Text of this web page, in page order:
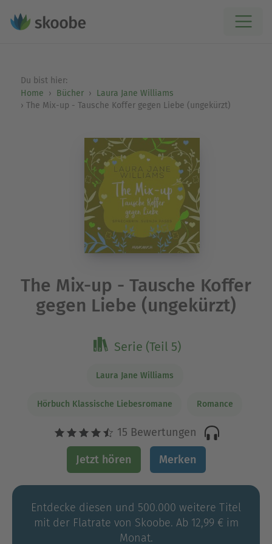
Du bist hier:
Home
Bücher
Laura Jane Williams
The Mix-up - Tausche Koffer gegen Liebe (ungekürzt)
The Mix-up - Tausche Koffer
gegen Liebe (ungekürzt)
Serie (Teil 5)
Laura Jane Williams
Hörbuch Klassische Liebesromane Romance
15 Bewertungen
Jetzt hören Merken
Entdecke diesen und 500.000 weitere Titel
mit der Flatrate von Skoobe. Ab 12,99 € im
Monat.